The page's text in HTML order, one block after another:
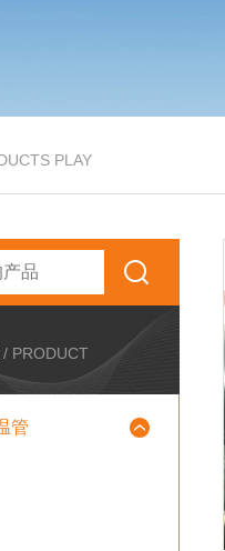
PLAY
/ PRODUCT
管